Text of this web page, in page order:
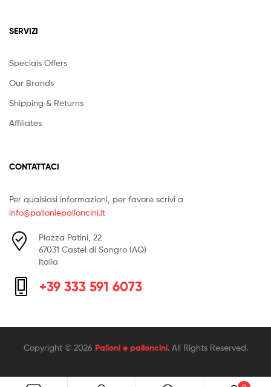
SERVIZI
Speciais Offers
Our Brands
Shipping & Returns
Affiliates
CONTATTACI
Per qualsiasi informazioni, per favore scrivi a
info@palloniepalloncini.it
Piazza Patini, 22
67031 Castel di Sangro (AQ)
Italia
+39 333 591 6073
Copyright © 2026 Palloni e palloncini. All Rights Reserved.